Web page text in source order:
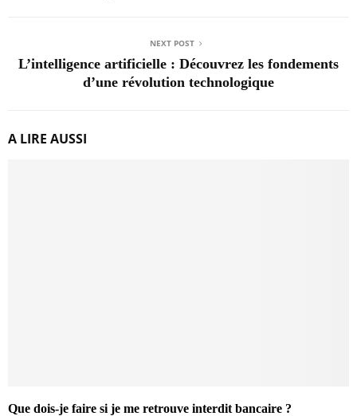
NEXT POST
L’intelligence artificielle : Découvrez les fondements
d’une révolution technologique
A LIRE AUSSI
Que dois-je faire si je me retrouve interdit bancaire ?